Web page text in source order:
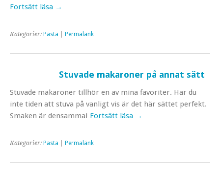
Fortsätt läsa →
Kategorier: Pasta Permalänk
Stuvade makaroner på annat sätt
Stuvade makaroner tillhör en av mina favoriter. Har du
inte tiden att stuva på vanligt vis är det här sättet perfekt.
Smaken är densamma! Fortsätt läsa →
Kategorier: Pasta Permalänk